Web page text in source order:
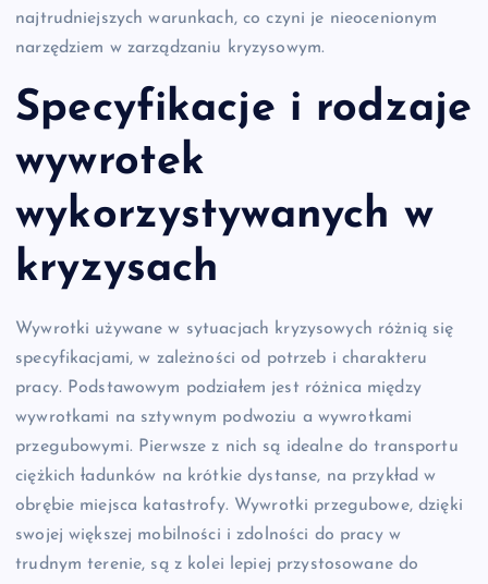
najtrudniejszych warunkach, co czyni je nieocenionym
narzędziem w zarządzaniu kryzysowym.
Specyfikacje i rodzaje
wywrotek
wykorzystywanych w
kryzysach
Wywrotki używane w sytuacjach kryzysowych różnią się
specyfikacjami, w zależności od potrzeb i charakteru
pracy. Podstawowym podziałem jest różnica między
wywrotkami na sztywnym podwoziu a wywrotkami
przegubowymi. Pierwsze z nich są idealne do transportu
ciężkich ładunków na krótkie dystanse, na przykład w
obrębie miejsca katastrofy. Wywrotki przegubowe, dzięki
swojej większej mobilności i zdolności do pracy w
trudnym terenie, są z kolei lepiej przystosowane do